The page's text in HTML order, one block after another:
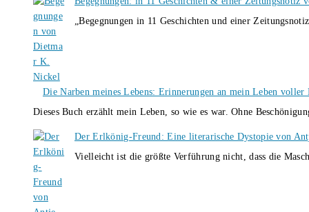
„Begegnungen in 11 Geschichten und einer
Die Narben meines Lebens: Erinnerungen an mein Leben
Dieses Buch erzählt mein Leben, so wie es war. Ohne
Der Erlkönig-Freund: Eine literarische Dystopie von
Vielleicht ist die größte Verführung nicht, dass die